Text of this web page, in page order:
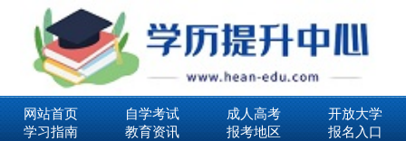
网站首页 自学考试 成人高考
开放大学
学习指南
教育资讯 报考地区 报名入口